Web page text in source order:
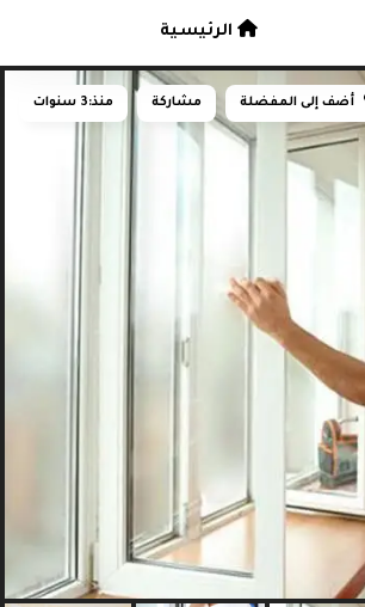
أضف إلى المفضلة مشاركة منذ:3 سنوات
الرئيسية